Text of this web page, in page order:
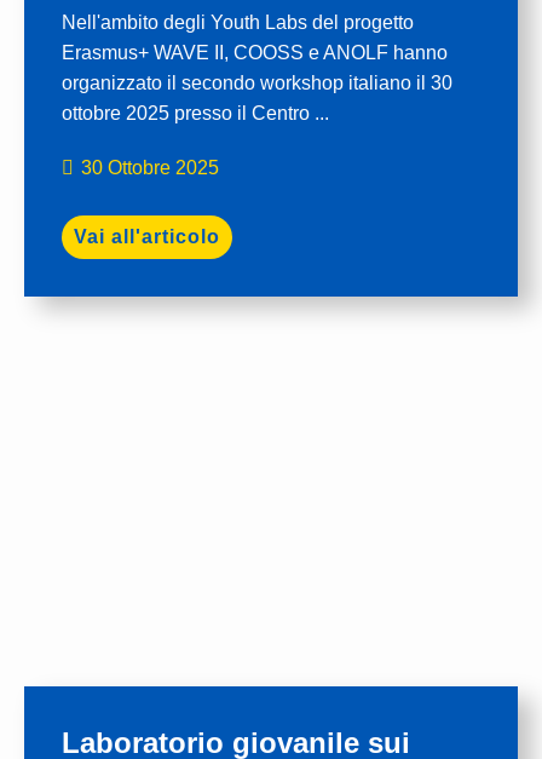
Nell'ambito degli Youth Labs del progetto
Erasmus+ WAVE II, COOSS e ANOLF hanno
organizzato il secondo workshop italiano il 30
ottobre 2025 presso il Centro ...
30 Ottobre 2025
Vai all'articolo
Laboratorio giovanile sui